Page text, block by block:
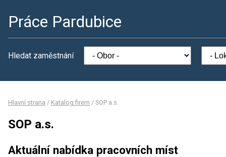
Práce Pardubice
Hledat zaměstnání
Hlavní strana / Katalog firem / SOP a.s.
SOP a.s.
Aktuální nabídka pracovních míst